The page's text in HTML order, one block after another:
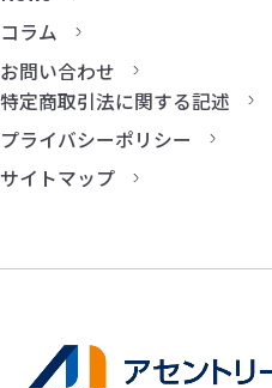
コラム
お問い合わせ
特定商取引法に関する記述
プライバシーポリシー
サイトマップ